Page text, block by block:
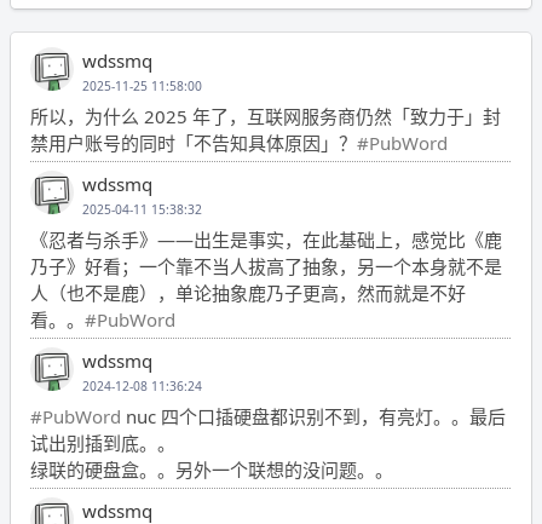
wdssmq
2025-11-25 11:58:00
所以，为什么 2025 年了，互联网服务商仍然「致力于」封
禁用户账号的同时「不告知具体原因」？ #PubWord
wdssmq
2025-04-11 15:38:32
《忍者与杀手》——出生是事实，在此基础上，感觉比《鹿
乃子》好看；一个靠不当人拔高了抽象，另一个本身就不是
人（也不是鹿），单论抽象鹿乃子更高，然而就是不好
看。。 #PubWord
wdssmq
2024-12-08 11:36:24
#PubWord nuc 四个口插硬盘都识别不到，有亮灯。。最后
试出别插到底。。
绿联的硬盘盒。。另外一个联想的没问题。。
wdssmq